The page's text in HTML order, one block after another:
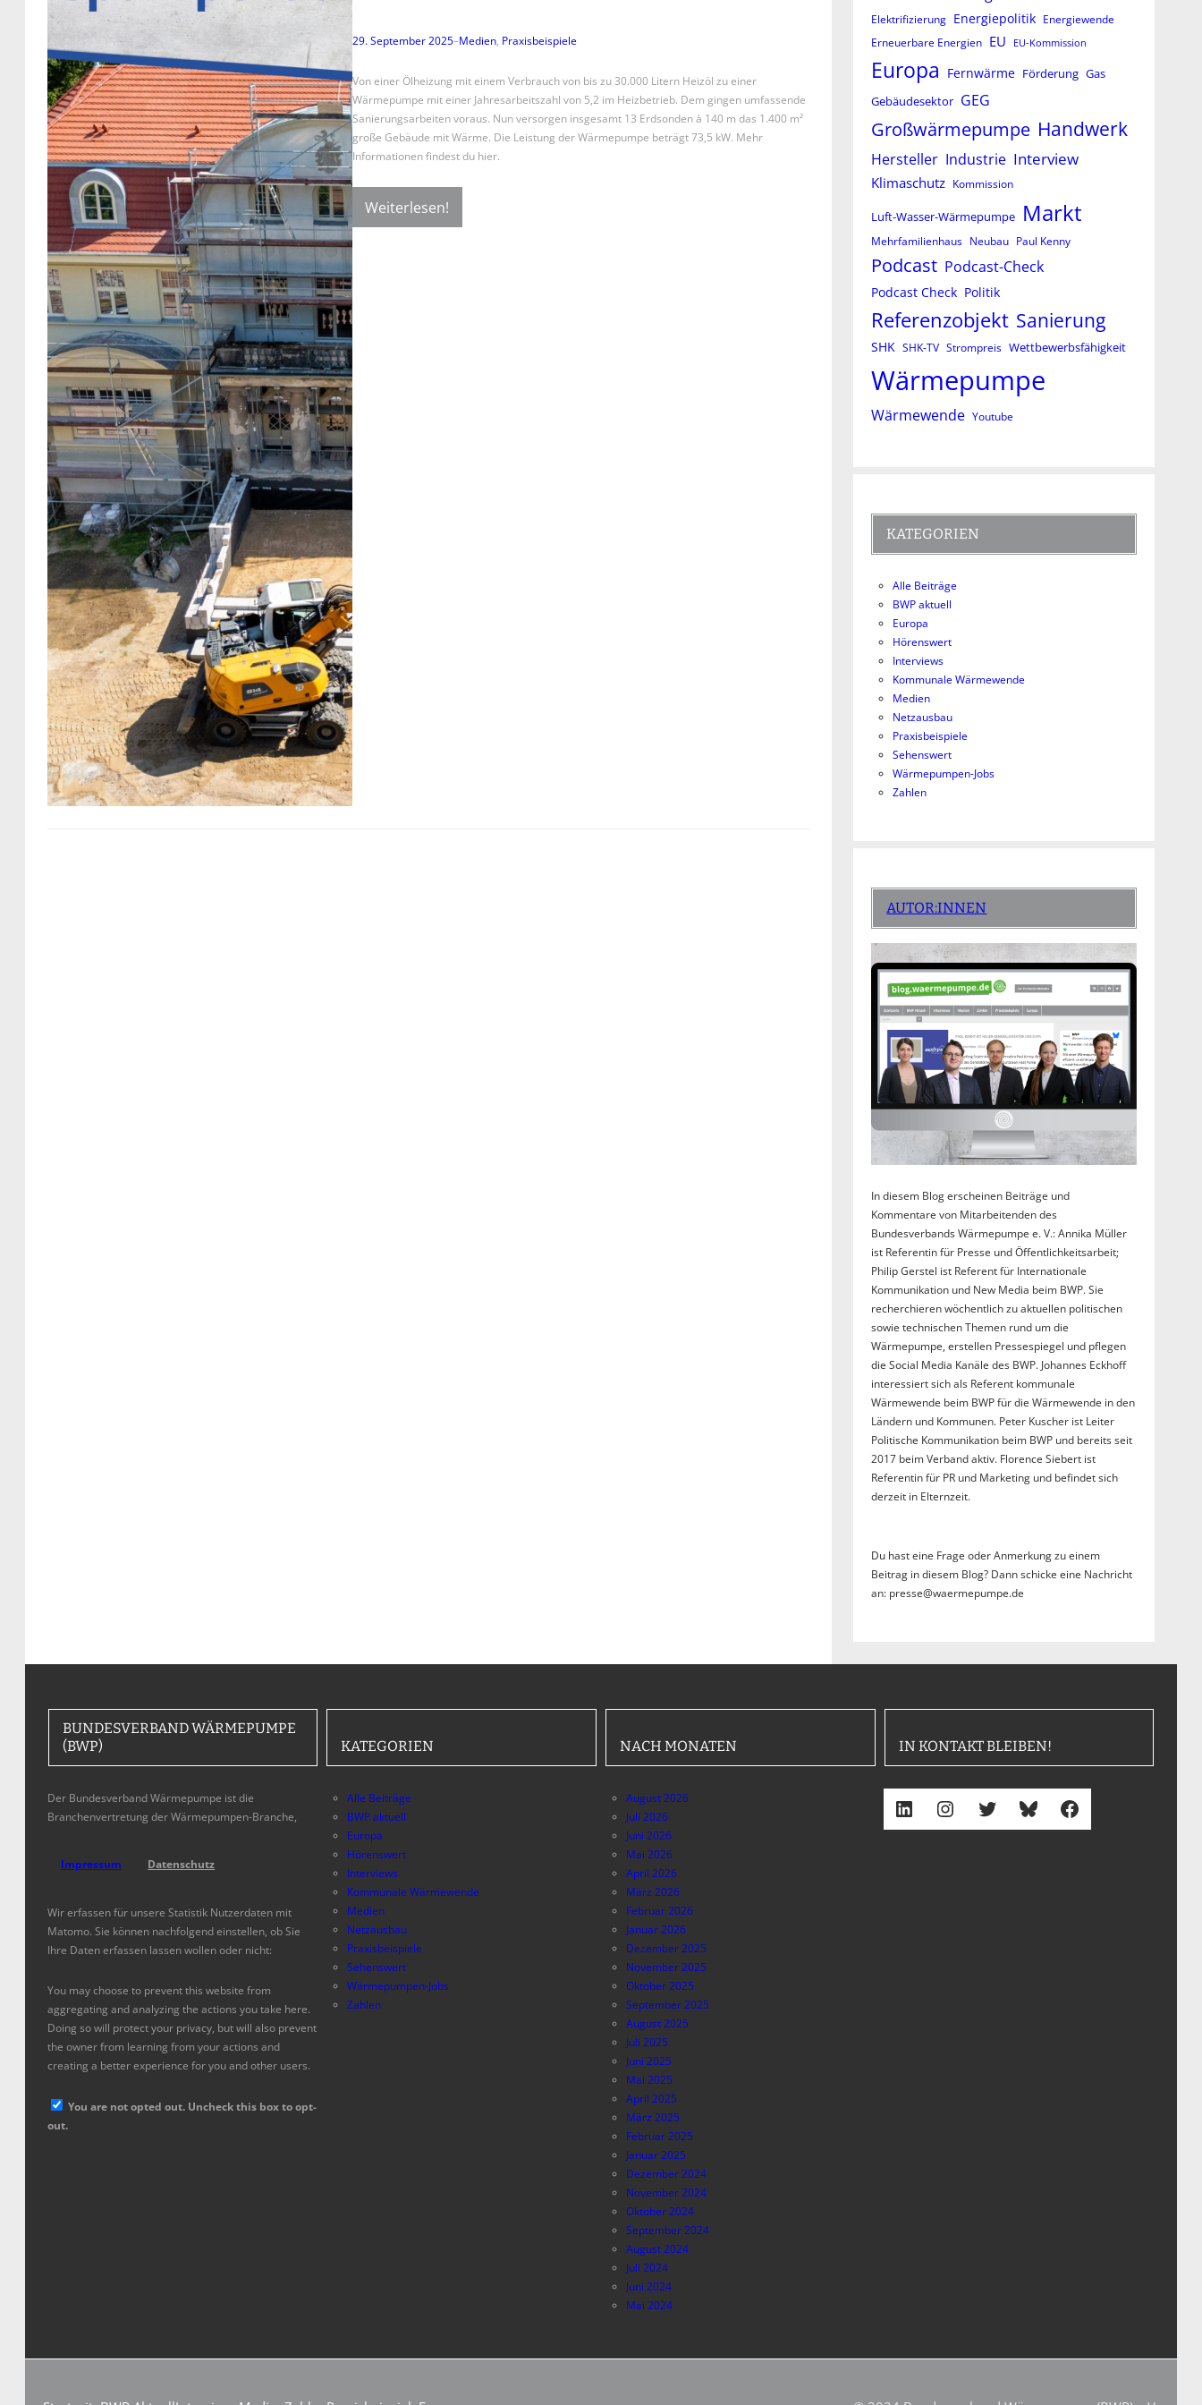
29. September 2025–Medien, Praxisbeispiele
Von einer Ölheizung mit einem Verbrauch von bis zu 30.000 Litern Heizöl zu einer
Wärmepumpe mit einer Jahresarbeitszahl von 5,2 im Heizbetrieb. Dem gingen umfassende
Sanierungsarbeiten voraus. Nun versorgen insgesamt 13 Erdsonden à 140 m das 1.400 m²
große Gebäude mit Wärme. Die Leistung der Wärmepumpe beträgt 73,5 kW. Mehr
Informationen findest du hier.
Weiterlesen!
Elektrifizierung Energiepolitik Energiewende
Erneuerbare Energien EU EU-Kommission
Europa Fernwärme Förderung Gas
Gebäudesektor GEG
Großwärmepumpe Handwerk
Hersteller Industrie Interview
Klimaschutz Kommission
Luft-Wasser-Wärmepumpe Markt
Mehrfamilienhaus Neubau Paul Kenny
Podcast Podcast-Check
Podcast Check Politik
Referenzobjekt Sanierung
SHK SHK-TV Strompreis Wettbewerbsfähigkeit
Wärmepumpe
Wärmewende Youtube
KATEGORIEN
Alle Beiträge
BWP aktuell
Europa
Hörenswert
Interviews
Kommunale Wärmewende
Medien
Netzausbau
Praxisbeispiele
Sehenswert
Wärmepumpen-Jobs
Zahlen
AUTOR:INNEN
In diesem Blog erscheinen Beiträge und
Kommentare von Mitarbeitenden des
Bundesverbands Wärmepumpe e. V.: Annika Müller
ist Referentin für Presse und Öffentlichkeitsarbeit;
Philip Gerstel ist Referent für Internationale
Kommunikation und New Media beim BWP. Sie
recherchieren wöchentlich zu aktuellen politischen
sowie technischen Themen rund um die
Wärmepumpe, erstellen Pressespiegel und pflegen
die Social Media Kanäle des BWP. Johannes Eckhoff
interessiert sich als Referent kommunale
Wärmewende beim BWP für die Wärmewende in den
Ländern und Kommunen. Peter Kuscher ist Leiter
Politische Kommunikation beim BWP und bereits seit
2017 beim Verband aktiv. Florence Siebert ist
Referentin für PR und Marketing und befindet sich
derzeit in Elternzeit.
Du hast eine Frage oder Anmerkung zu einem
Beitrag in diesem Blog? Dann schicke eine Nachricht
an: presse@waermepumpe.de
BUNDESVERBAND WÄRMEPUMPE
(BWP)
Der Bundesverband Wärmepumpe ist die
Branchenvertretung der Wärmepumpen-Branche,
Impressum Datenschutz
Wir erfassen für unsere Statistik Nutzerdaten mit
Matomo. Sie können nachfolgend einstellen, ob Sie
Ihre Daten erfassen lassen wollen oder nicht:
You may choose to prevent this website from
aggregating and analyzing the actions you take here.
Doing so will protect your privacy, but will also prevent
the owner from learning from your actions and
creating a better experience for you and other users.
You are not opted out. Uncheck this box to opt-
out.
KATEGORIEN
Alle Beiträge
BWP aktuell
Europa
Hörenswert
Interviews
Kommunale Wärmewende
Medien
Netzausbau
Praxisbeispiele
Sehenswert
Wärmepumpen-Jobs
Zahlen
NACH MONATEN
August 2026
Juli 2026
Juni 2026
Mai 2026
April 2026
März 2026
Februar 2026
Januar 2026
Dezember 2025
November 2025
Oktober 2025
September 2025
August 2025
Juli 2025
Juni 2025
Mai 2025
April 2025
März 2025
Februar 2025
Januar 2025
Dezember 2024
November 2024
Oktober 2024
September 2024
August 2024
Juli 2024
Juni 2024
Mai 2024
IN KONTAKT BLEIBEN!
LinkedIn Instagram Twitter Bluesky Facebook